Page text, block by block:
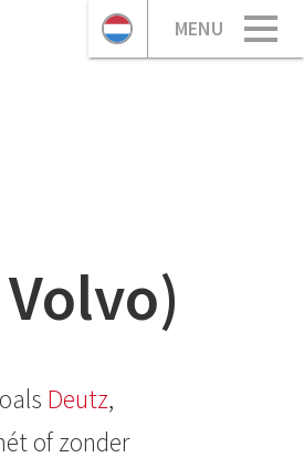
MENU
Deutz,
of zonder